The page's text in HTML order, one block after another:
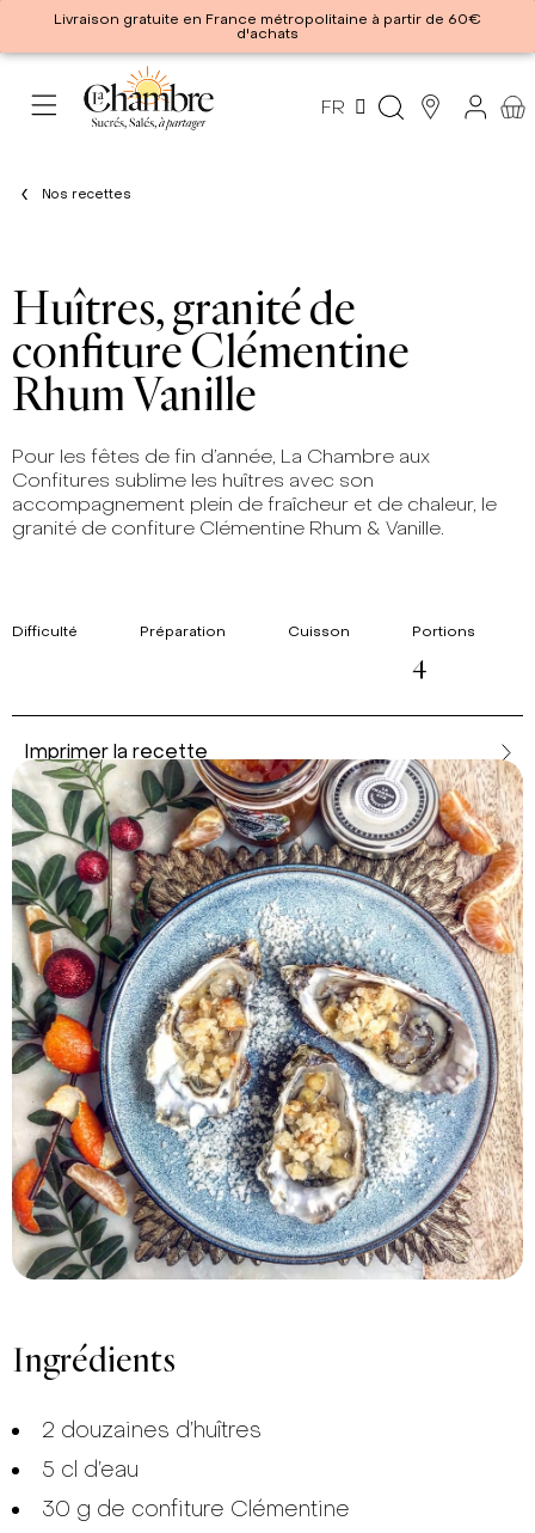
Livraison gratuite en France métropolitaine à partir de 60€
d'achats
FR
Nos recettes
Huîtres, granité de
confiture Clémentine
Rhum Vanille
Pour les fêtes de fin d’année, La Chambre aux
Confitures sublime les huîtres avec son
accompagnement plein de fraîcheur et de chaleur, le
granité de confiture Clémentine Rhum & Vanille.
Difficulté Préparation Cuisson Portions
4
Imprimer la recette
Ingrédients
2 douzaines d’huîtres
5 cl d’eau
30 g de confiture Clémentine